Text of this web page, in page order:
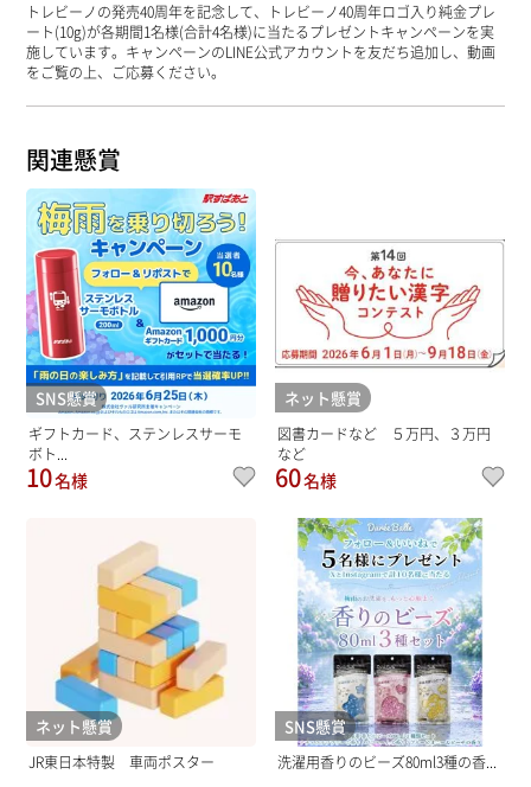
トレビーノの発売40周年を記念して、トレビーノ40周年ロゴ入り純金プレ
ート(10g)が各期間1名様(合計4名様)に当たるプレゼントキャンペーンを実
施しています。キャンペーンのLINE公式アカウントを友だち追加し、動画
をご覧の上、ご応募ください。
関連懸賞
SNS懸賞
ギフトカード、ステンレスサーモ
ボト...
10名様
ネット懸賞
図書カードなど ５万円、３万円
など
60名様
ネット懸賞
JR東日本特製 車両ポスター
SNS懸賞
洗濯用香りのビーズ80ml3種の香...